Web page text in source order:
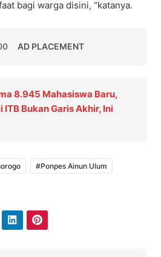
bagi warga disini, “katanya.
AD PLACEMENT
8.945 Mahasiswa Baru,
ITB Bukan Garis Akhir, Ini
#Ponpes Ainun Ulum